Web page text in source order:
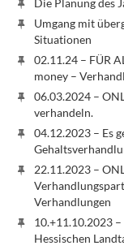
Umgang mit
Situationen
02.11.24 – FÜR
money –
06.03.2024 –
verhandeln.
04.12.2023 – Es
22.11.2023 –
Verhandlungen
10.+11.10.2023
Hessischen